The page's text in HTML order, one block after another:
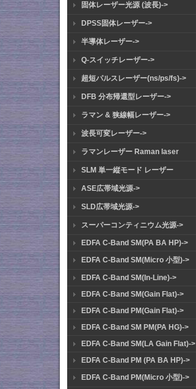
固体レーザー光源 (波長)->
DPSS固体レーザー->
半導体レーザー->
Q-スイッチレーザー->
超短パルスレーザー(ns/ps/fs)->
DFB 分布帰還型レーザー->
ラマン & 狭線幅レーザー->
波長可変レーザー->
ラマンレーザー Raman laser
SLM 単一縦モード レーザー
ASE広帯域光源->
SLD広帯域光源->
スーパーコンティニウム光源->
EDFA C-Band SM(PA BA HP)->
EDFA C-Band SM(Micro 小型)->
EDFA C-Band SM(In-Line)->
EDFA C-Band SM(Gain Flat)->
EDFA C-Band PM(Gain Flat)->
EDFA C-Band SM PM(PA HG)->
EDFA C-Band SM(LA Gain Flat)->
EDFA C-Band PM (PA BA HP)->
EDFA C-Band PM(Micro 小型)->